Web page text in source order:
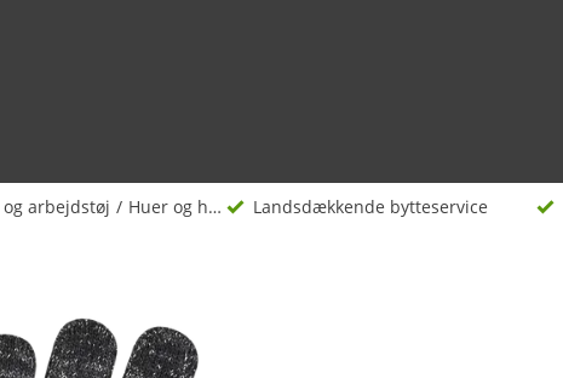
arbejdstøj Huer og handsker Landsdækkende bytteservice